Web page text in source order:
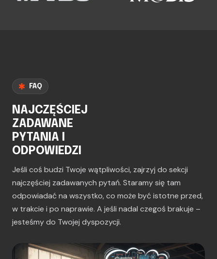
FAQ
NAJCZĘŚCIEJ
ZADAWANE
PYTANIA I
ODPOWIEDZI
Jeśli coś budzi Twoje wątpliwości, zajrzyj do sekcji
najczęściej zadawanych pytań. Staramy się tam
odpowiadać na wszystko, co może być istotne przed,
w trakcie i po naprawie. A jeśli nadal czegoś brakuje –
jesteśmy do Twojej dyspozycji.